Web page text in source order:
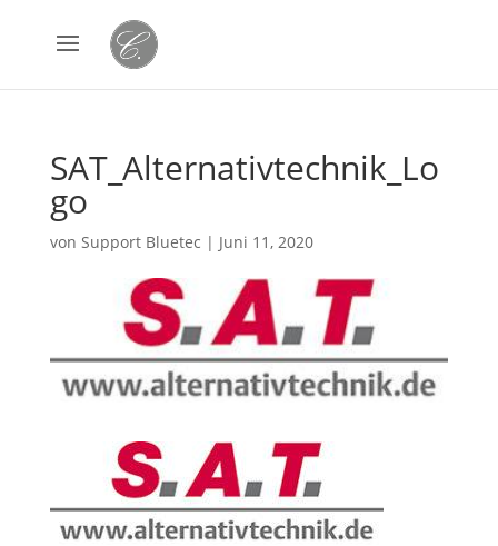
SAT_Alternativtechnik_Lo
go
von Support Bluetec | Juni 11, 2020